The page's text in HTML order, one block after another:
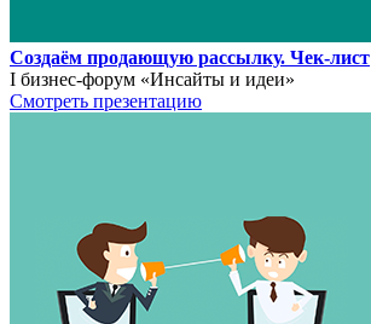
Создаём продающую рассылку. Чек-лист
I бизнес-форум «Инсайты и идеи»
Смотреть презентацию